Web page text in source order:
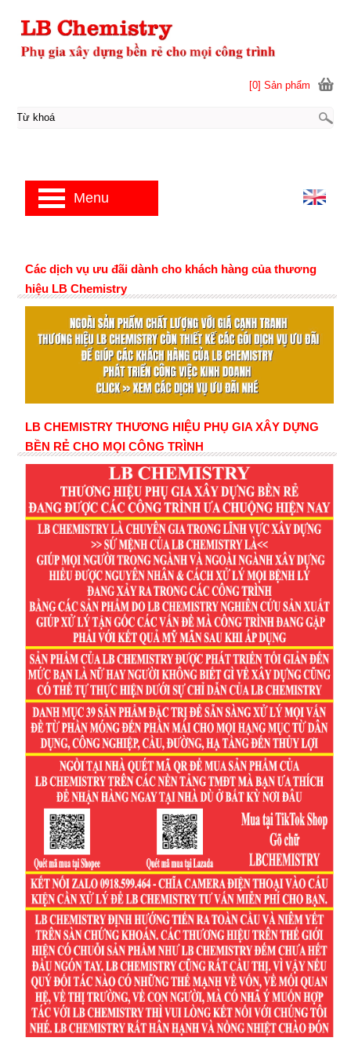
Các dịch vụ ưu đãi dành cho khách hàng của thương
hiệu LB Chemistry
LB CHEMISTRY THƯƠNG HIỆU PHỤ GIA XÂY DỰNG
BỀN RẺ CHO MỌI CÔNG TRÌNH
[0] Sản phẩm
Menu